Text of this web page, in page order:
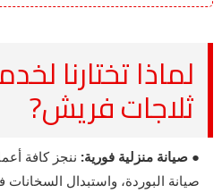
لماذا تختارنا
ثلاجات فريش?
● صيانة منزلية فورية: ننجز كافة
صيانة البوردة، واستبدال